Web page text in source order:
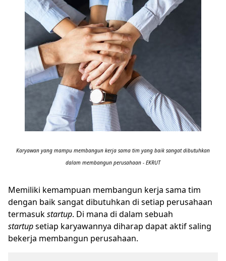
Karyawan yang mampu membangun kerja sama tim yang baik sangat dibutuhkan
dalam membangun perusahaan - EKRUT
Memiliki kemampuan membangun kerja sama tim
dengan baik sangat dibutuhkan di setiap perusahaan
termasukstartup. Di mana di dalam sebuah
startupsetiap karyawannya diharap dapat aktif saling
bekerja membangun perusahaan.